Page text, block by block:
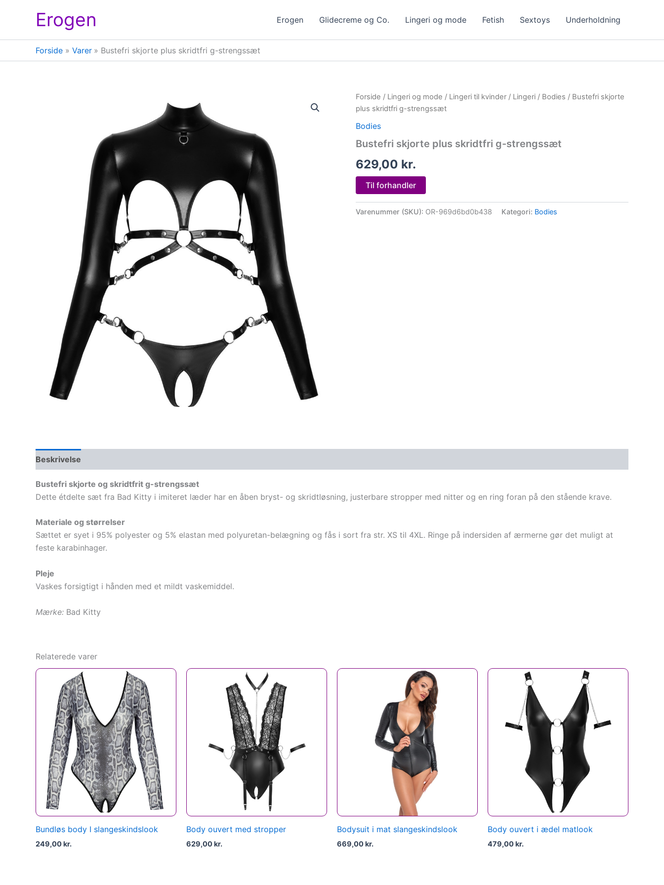
Erogen Erogen Glidecreme og Co. Lingeri og mode Fetish Sextoys Underholdning
Forside Varer Bustefri skjorte plus skridtfri g-strengssæt
Forside / Lingeri og mode / Lingeri til kvinder / Lingeri / Bodies / Bustefri skjorte
plus skridtfri g-strengssæt
Bodies
Bustefri skjorte plus skridtfri g-strengssæt
629,00 kr.
Til forhandler
Varenummer (SKU): OR-969d6bd0b438 Kategori: Bodies
Beskrivelse
Bustefri skjorte og skridtfrit g-strengssæt
Dette étdelte sæt fra Bad Kitty i imiteret læder har en åben bryst- og skridtløsning, justerbare stropper med nitter og en ring foran på den stående krave.
Materiale og størrelser
Sættet er syet i 95% polyester og 5% elastan med polyuretan-belægning og fås i sort fra str. XS til 4XL. Ringe på indersiden af ærmerne gør det muligt at
feste karabinhager.
Pleje
Vaskes forsigtigt i hånden med et mildt vaskemiddel.
Mærke: Bad Kitty
Relaterede varer
Bundløs body I slangeskindslook
249,00kr.
Body ouvert med stropper
629,00kr.
Bodysuit i mat slangeskindslook
669,00kr.
Body ouvert i ædel matlook
479,00kr.